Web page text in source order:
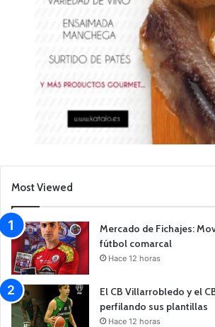
Most Viewed
Mercado de Fichajes:
fútbol comarcal
Hace 12 horas
El CB Villarrobledo y el
perfilando sus plantillas
Hace 12 horas